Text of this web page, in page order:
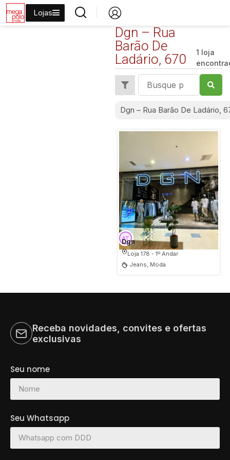
Lojas
Dgn – Rua
Barão De
Ladário, 670
1 loja
Dgn – Rua Barão De Ladário,
Dgn
Loja 178 - 1º Andar
Jeans, Moda
Receba novidades, convites e ofertas
exclusivas
Seu nome
Seu Whatsapp